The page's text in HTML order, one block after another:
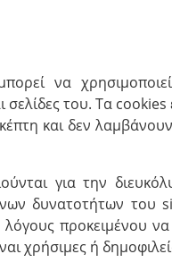
να
σελίδες του. Τα
και δεν
για την
δυνατοτήτων του
προκειμένου
χρήσιμες ή